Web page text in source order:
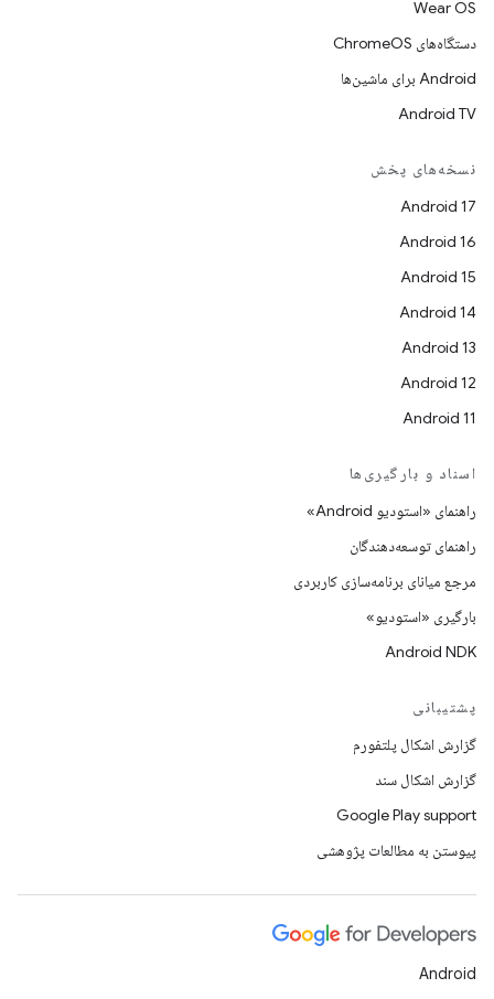
Wear OS
دستگاه‌های ChromeOS
Android برای ماشین‌ها
Android TV
نسخه‌های پخش
Android 17
Android 16
Android 15
Android 14
Android 13
Android 12
Android 11
اسناد و بارگیری‌ها
راهنمای «استودیو Android»
راهنمای توسعه‌دهندگان
مرجع میانای برنامه‌سازی کاربردی
بارگیری «استودیو»
Android NDK
پشتیبانی
گزارش اشکال پلتفورم
گزارش اشکال سند
Google Play support
پیوستن به مطالعات پژوهشی
Android